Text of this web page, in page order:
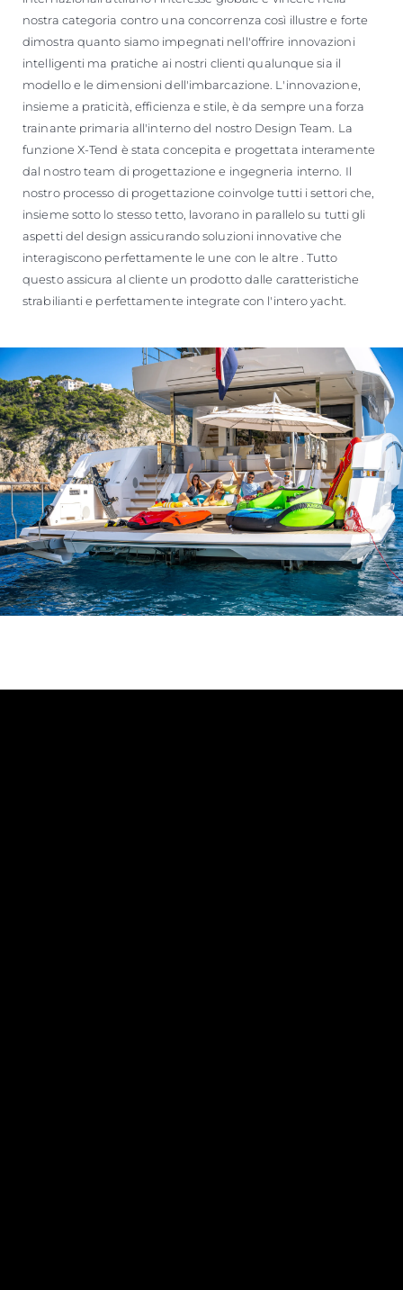
nostra categoria contro una concorrenza così illustre e forte
dimostra quanto siamo impegnati nell'offrire innovazioni
intelligenti ma pratiche ai nostri clienti qualunque sia il
modello e le dimensioni dell'imbarcazione. L'innovazione,
insieme a praticità, efficienza e stile, è da sempre una forza
trainante primaria all'interno del nostro Design Team. La
funzione X-Tend è stata concepita e progettata interamente
dal nostro team di progettazione e ingegneria interno. Il
nostro processo di progettazione coinvolge tutti i settori che,
insieme sotto lo stesso tetto, lavorano in parallelo su tutti gli
aspetti del design assicurando soluzioni innovative che
interagiscono perfettamente le une con le altre . Tutto
questo assicura al cliente un prodotto dalle caratteristiche
strabilianti e perfettamente integrate con l'intero yacht.